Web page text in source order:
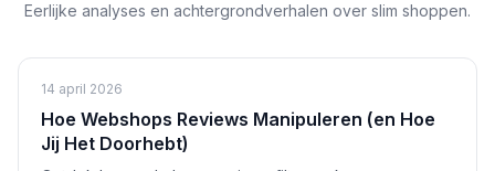
Eerlijke analyses en achtergrondverhalen over slim shoppen.
14 april 2026
Hoe Webshops Reviews Manipuleren (en Hoe
Jij Het Doorhebt)